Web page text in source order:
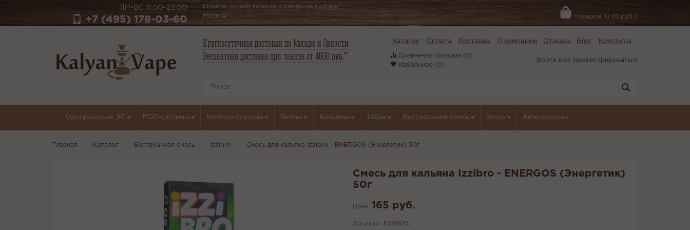
ПН-ВС 11:00-23:00
+7 (495) 178-03-60
Интернет-магазин кальянов и электронных сигарет
Москва Товаров: 0 (0 руб.)
Круглосуточная доставка по Москве и Области
Бесплатная доставка при заказе от 4000 руб.*
Каталог Оплата Доставка О компании Отзывы Блог Контакты
Сравнение товаров (0)
Избранное (0)
Войти или зарегистрироваться
Одноразовые ЭС POD-системы Комплектующие Вейпы Кальяны Табак Бестабачная смесь Уголь Аксессуары
Главная Каталог Бестабачная смесь Izzibro Смесь для кальяна Izzibro - ENERGOS (Энергетик) 50г
Смесь для кальяна Izzibro - ENERGOS (Энергетик)
50г
Цена: 165 руб.
Артикул: #310625